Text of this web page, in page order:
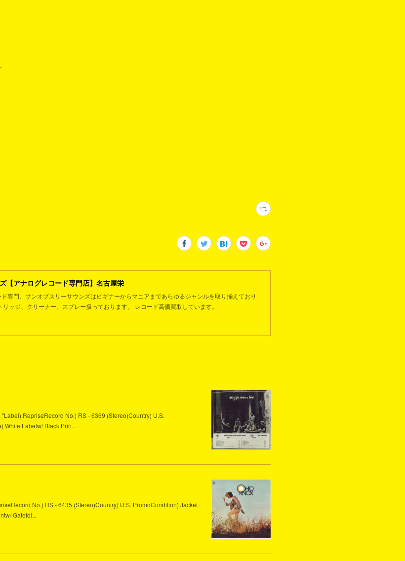
【アナログレコード専門店】名古屋栄
専門、サンオブスリーサウンズはビギナーからマニアまであらゆるジャンルを取り揃えており
ッジ、クリーナー、スプレー扱っております。 レコード高価買取しています。
RepriseRecord No.) RS - 6369 (Stereo)Country) U.S.
White Labelw/ Black Prin...
No.) RS - 6435 (Stereo)Country) U.S. PromoCondition) Jacket :
Gatefol...